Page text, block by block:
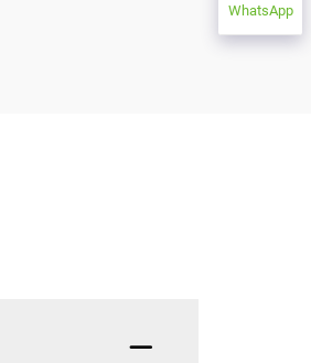
WhatsApp